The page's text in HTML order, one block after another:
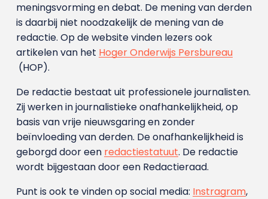
meningsvorming en debat. De mening van derden
is daarbij niet noodzakelijk de mening van de
redactie. Op de website vinden lezers ook
artikelen van het Hoger Onderwijs Persbureau
(HOP).
De redactie bestaat uit professionele journalisten.
Zij werken in journalistieke onafhankelijkheid, op
basis van vrije nieuwsgaring en zonder
beïnvloeding van derden. De onafhankelijkheid is
geborgd door een redactiestatuut. De redactie
wordt bijgestaan door een Redactieraad.
Punt is ook te vinden op social media: Instragram,